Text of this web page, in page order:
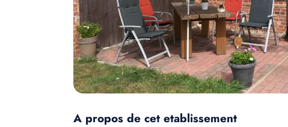
A propos de cet etablissement